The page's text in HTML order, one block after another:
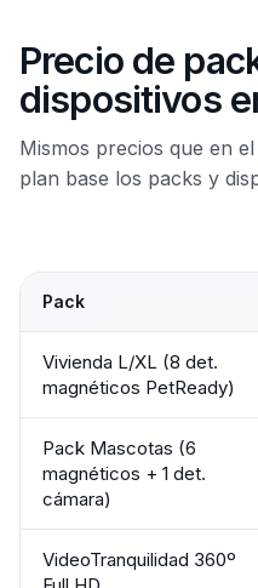
Precio de
dispositivos
Mismos precios que en
plan base los packs y
Pack
Vivienda L/XL (8 det.
magnéticos PetReady)
Pack Mascotas (6
magnéticos + 1 det.
cámara)
VideoTranquilidad 360º